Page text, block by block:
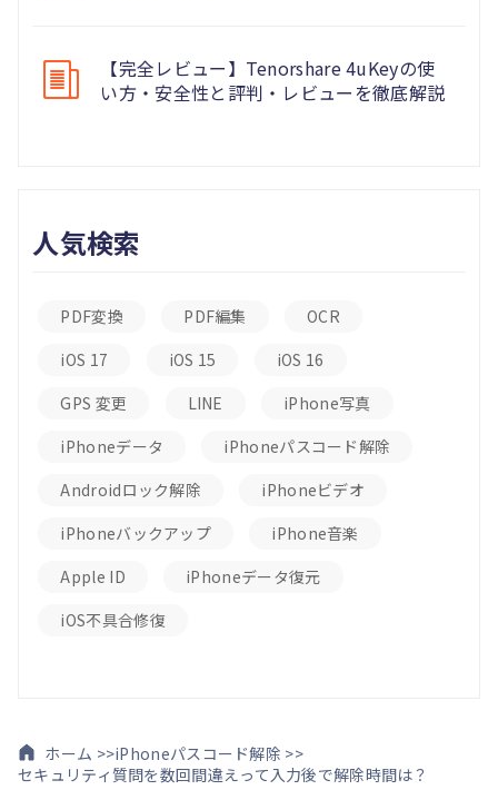
【完全レビュー】Tenorshare 4uKeyの使
い方・安全性と評判・レビューを徹底解説
人気検索
PDF変換 PDF編集
OCR
iOS 17
iOS 15
iOS 16
GPS 変更
LINE
iPhone写真
iPhoneデータ
iPhoneパスコード解除
Androidロック解除
iPhoneビデオ
iPhoneバックアップ
iPhone音楽
Apple ID
iPhoneデータ復元
iOS不具合修復
ホーム >>iPhoneパスコード解除 >>
セキュリティ質問を数回間違えって入力後で解除時間は？